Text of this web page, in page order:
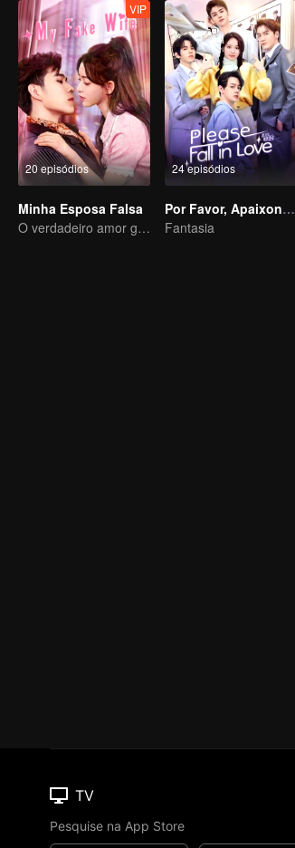
20 episódios
VIP
Minha Esposa Falsa
O verdadeiro amor gerado no casamento substituto
24 episódios
Por Favor, Apaixone-se
Fantasia
TV
Pesquise na App Store